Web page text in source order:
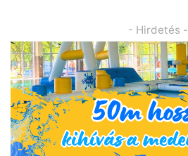
- Hirdetés -